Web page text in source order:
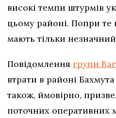
високі темпи штурмів
цьому районі. Попри те
мають тільки
Повідомлення групи
втрати в районі
також, ймовірно,
поточних оперативних